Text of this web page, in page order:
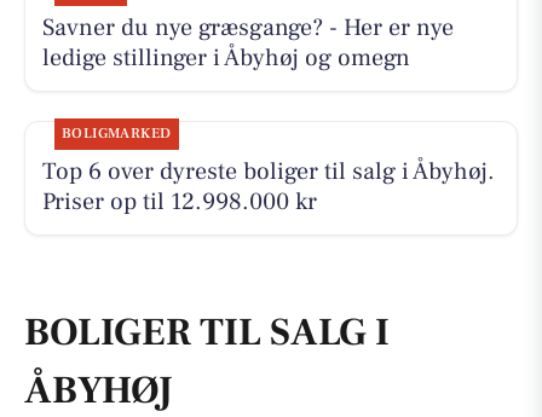
Savner du nye græsgange? - Her er nye
ledige stillinger i Åbyhøj og omegn
BOLIGMARKED
Top 6 over dyreste boliger til salg i Åbyhøj.
Priser op til 12.998.000 kr
BOLIGER TIL SALG I
ÅBYHØJ